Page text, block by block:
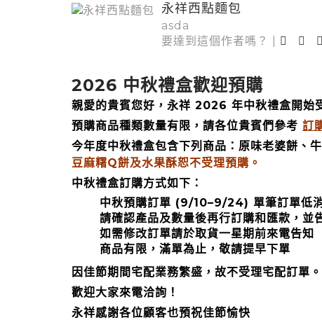
永祥西點麵包
asda
要達到這個作者嗎？
2026 中秋禮盒歡迎預購
親愛的貴賓您好，永祥 2026 年中秋禮盒開始
預購商品種類數量有限，請各位貴賓們參考 訂
今年度中秋禮盒包含下列商品：原味老婆餅、
豆麻糬Q餅及水果酥恕不受理預購。
中秋禮盒訂購方式如下：
中秋預購訂單 (9/10–9/24) 單筆訂單低
請確認產品及數量後再行訂購和匯款，並
如需修改訂單請於取貨一星期前來電告知
商品有限，滿單為止，敬請提早下單
因佳節期間宅配業務繁盛，故不受理宅配訂單。
歡迎大家來電洽詢！
永祥感謝各位顧客也預祝佳節愉快